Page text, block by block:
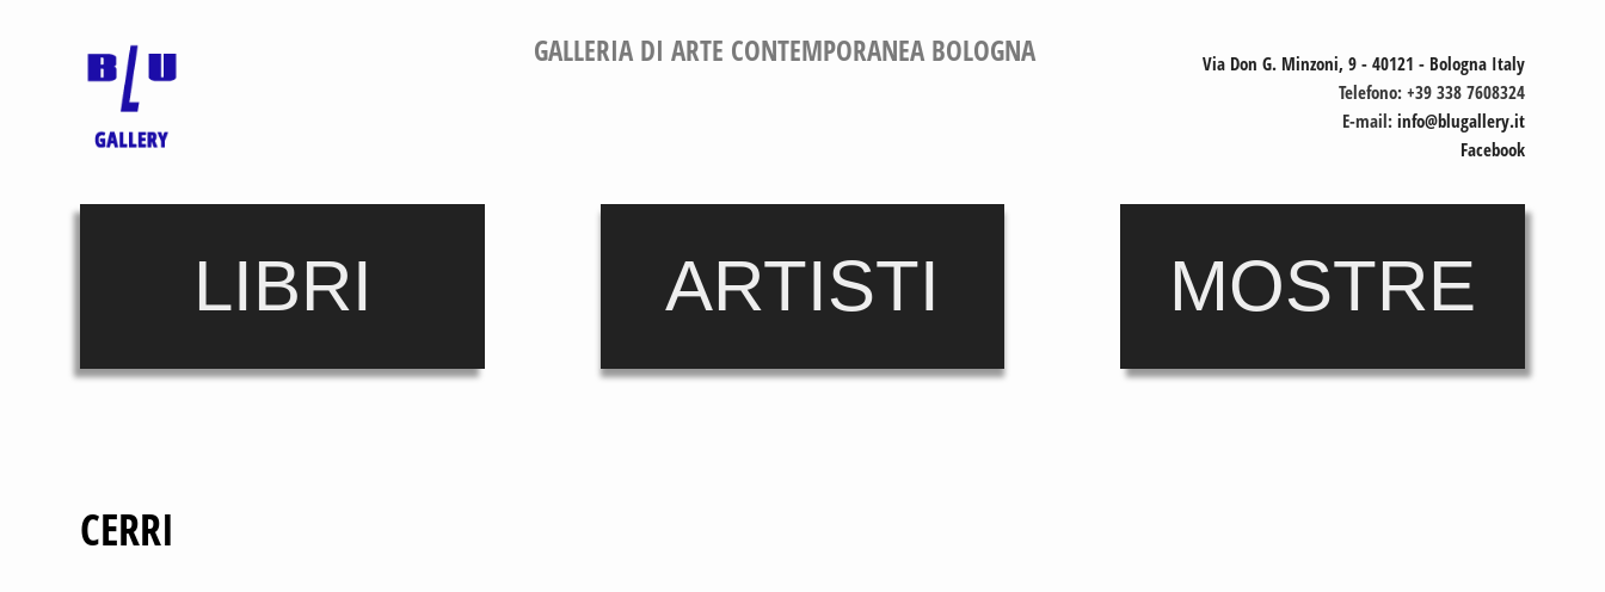
GALLERIA DI ARTE CONTEMPORANEA BOLOGNA
Via Don G. Minzoni, 9 - 40121 - Bologna Italy
Telefono: +39 338 7608324
E-mail: info@blugallery.it
Facebook
LIBRI ARTISTI MOSTRE
CERRI